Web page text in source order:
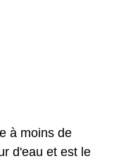
à moins de
d'eau et est le